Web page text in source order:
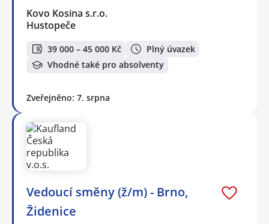
Kovo Kosina s.r.o.
Hustopeče
39 000 – 45 000 Kč
Plný úvazek
Vhodné také pro absolventy
Zveřejněno: 7. srpna
Vedoucí směny (ž/m) - Brno,
Židenice